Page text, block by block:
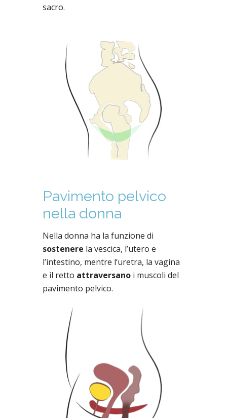
sacro.
Pavimento pelvico
nella donna
Nella donna ha la funzione di
sostenere la vescica, l’utero e
l’intestino, mentre l‘uretra, la vagina
e il retto attraversano i muscoli del
pavimento pelvico.